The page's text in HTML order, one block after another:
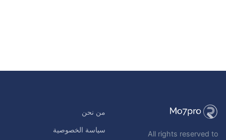
All rights reserved to
من نحن
سياسة الخصوصية